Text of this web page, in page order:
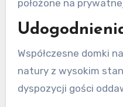
położone na
Współczesne domki
natury z wysokim
dyspozycji gości